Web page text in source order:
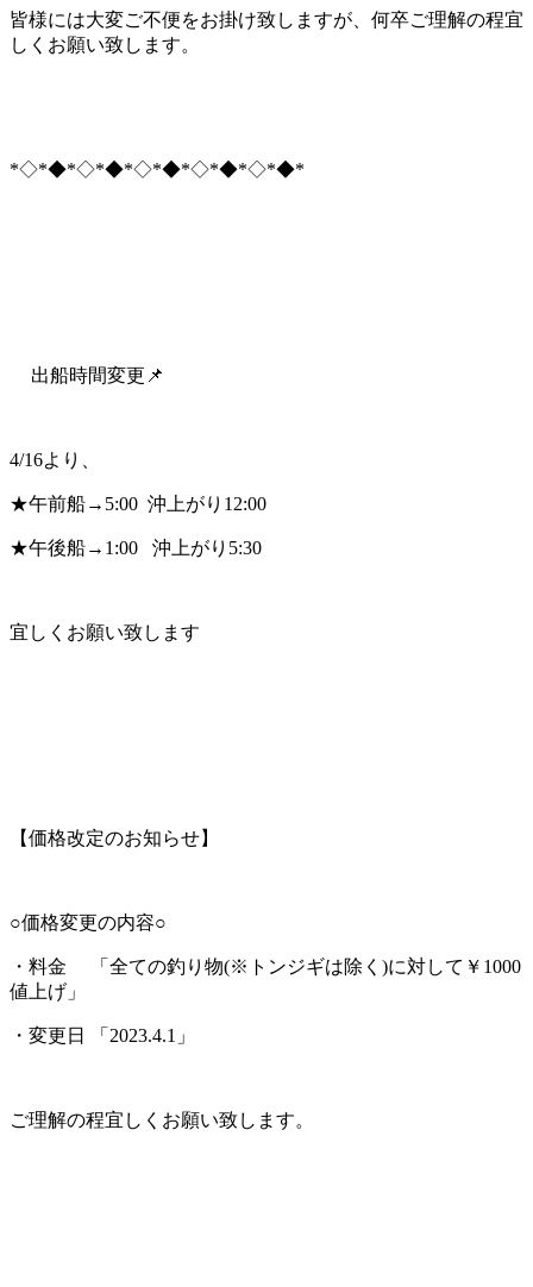
皆様には大変ご不便をお掛け致しますが、何卒ご理解の程宜
しくお願い致します。
*◇*◆*◇*◆*◇*◆*◇*◆*◇*◆*
出船時間変更📌
4/16より、
★午前船→5:00 沖上がり12:00
★午後船→1:00 沖上がり5:30
宜しくお願い致します
【価格改定のお知らせ】
○価格変更の内容○
・料金 「全ての釣り物(※トンジギは除く)に対して￥1000
値上げ」
・変更日 「2023.4.1」
ご理解の程宜しくお願い致します。